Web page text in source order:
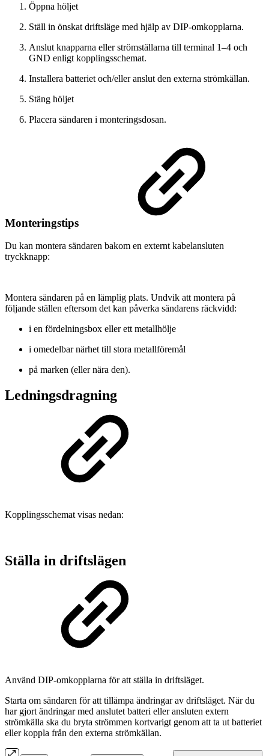
Öppna höljet
Ställ in önskat driftsläge med hjälp av DIP-omkopplarna.
Anslut knapparna eller strömställarna till terminal 1–4 och
GND enligt kopplingsschemat.
Installera batteriet och/eller anslut den externa strömkällan.
Stäng höljet
Placera sändaren i monteringsdosan.
Monteringstips
Du kan montera sändaren bakom en externt kabelansluten
tryckknapp:
Montera sändaren på en lämplig plats. Undvik att montera på
följande ställen eftersom det kan påverka sändarens räckvidd:
i en fördelningsbox eller ett metallhölje
i omedelbar närhet till stora metallföremål
på marken (eller nära den).
Ledningsdragning
Kopplingsschemat visas nedan:
Ställa in driftslägen
Använd DIP-omkopplarna för att ställa in driftsläget.
Starta om sändaren för att tillämpa ändringar av driftsläget. När du
har gjort ändringar med anslutet batteri eller ansluten extern
strömkälla ska du bryta strömmen kortvarigt genom att ta ut batteriet
eller koppla från den externa strömkällan.